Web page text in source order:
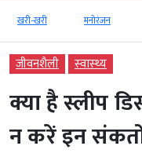
खरी-खरी मनोरंजन
जीवनशैली स्‍वास्‍थ्‍य
क्या है स्लीप
न करें इन